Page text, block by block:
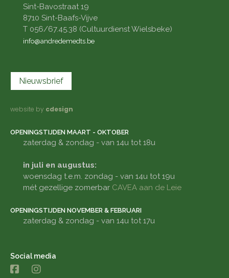
Sint-Bavostraat 19
8710 Sint-Baafs-Vijve
T 056/67.45.38 (Cultuurdienst Wielsbeke)
info@andredemedts.be
Nieuwsbrief
website by cdesign
OPENINGSTIJDEN MAART - OKTOBER
zaterdag & zondag - van 14u tot 18u
in juli en augustus:
woensdag t.e.m. zondag - van 14u tot 19u
mét gezellige zomerbar CAVEA aan de Leie
OPENINGSTIJDEN NOVEMBER & FEBRUARI
zaterdag & zondag - van 14u tot 17u
Social media